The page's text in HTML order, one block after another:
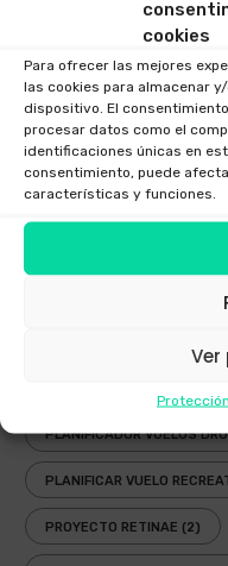
cookies
Para ofrecer las mejores
las cookies para almacenar
dispositivo. El
procesar datos como el
identificaciones únicas en
consentimiento, puede
características y funciones.
Ver
EMPRESA DRONES (1)
FESTIVAL AEREO(3)
GAFAS DRONES(1)
GAFAS INMERSIVAS(1)
LEY(2) LEY DRONES
LEY
PLANIFICADOR VUELOS
PLANIFICAR VUELO
PROYECTO RETINAE (2)